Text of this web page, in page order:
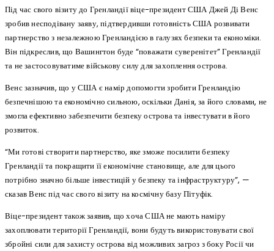
Під час свого візиту до Гренландії віце-президент США Джей Ді Венс
зробив несподівану заяву, підтвердивши готовність США розвивати
партнерство з незалежною Гренландією в галузях безпеки та економіки.
Він підкреслив, що Вашингтон буде “поважати суверенітет” Гренландії
та не застосовуватиме військову силу для захоплення острова.
Венс зазначив, що у США є намір допомогти зробити Гренландію
безпечнішою та економічно сильною, оскільки Данія, за його словами, не
змогла ефективно забезпечити безпеку острова та інвестувати в його
розвиток.
“Ми готові створити партнерство, яке зможе посилити безпеку
Гренландії та покращити її економічне становище, але для цього
потрібно значно більше інвестицій у безпеку та інфраструктуру”, —
сказав Венс під час свого візиту на космічну базу Пітуфік.
Віце-президент також заявив, що хоча США не мають наміру
захоплювати території Гренландії, вони будуть використовувати свої
збройні сили для захисту острова від можливих загроз з боку Росії чи